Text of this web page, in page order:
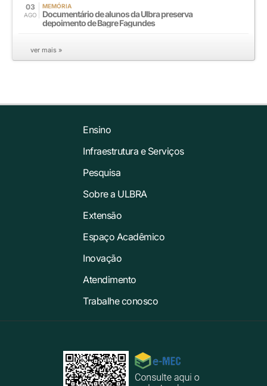
03
AGO
MEMÓRIA
Documentário de alunos da Ulbra preserva
depoimento de Bagre Fagundes
ver mais »
Ensino
Infraestrutura e Serviços
Pesquisa
Sobre a ULBRA
Extensão
Espaço Acadêmico
Inovação
Atendimento
Trabalhe conosco